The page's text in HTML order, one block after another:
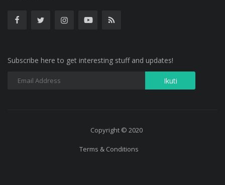
Subscribe here to get interesting stuff and updates!
Copyright © 2020
Terms & Conditions